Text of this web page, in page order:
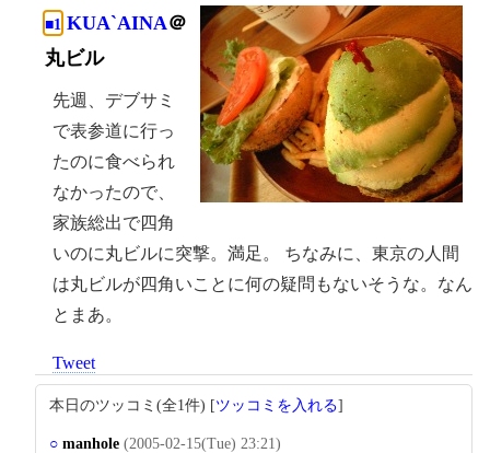
■1 KUA`AINA＠
丸ビル
先週、デブサミ
で表参道に行っ
たのに食べられ
なかったので、
家族総出で四角
いのに丸ビルに突撃。満足。 ちなみに、東京の人間
は丸ビルが四角いことに何の疑問もないそうな。なん
とまあ。
Tweet
本日のツッコミ(全1件) [ツッコミを入れる]
○ manhole (2005-02-15(Tue) 23:21)